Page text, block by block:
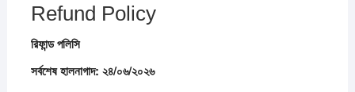
Refund Policy
রিফান্ডপলিসি
সর্বশেষহালনাগাদ: ২৪/০৬/২০২৬